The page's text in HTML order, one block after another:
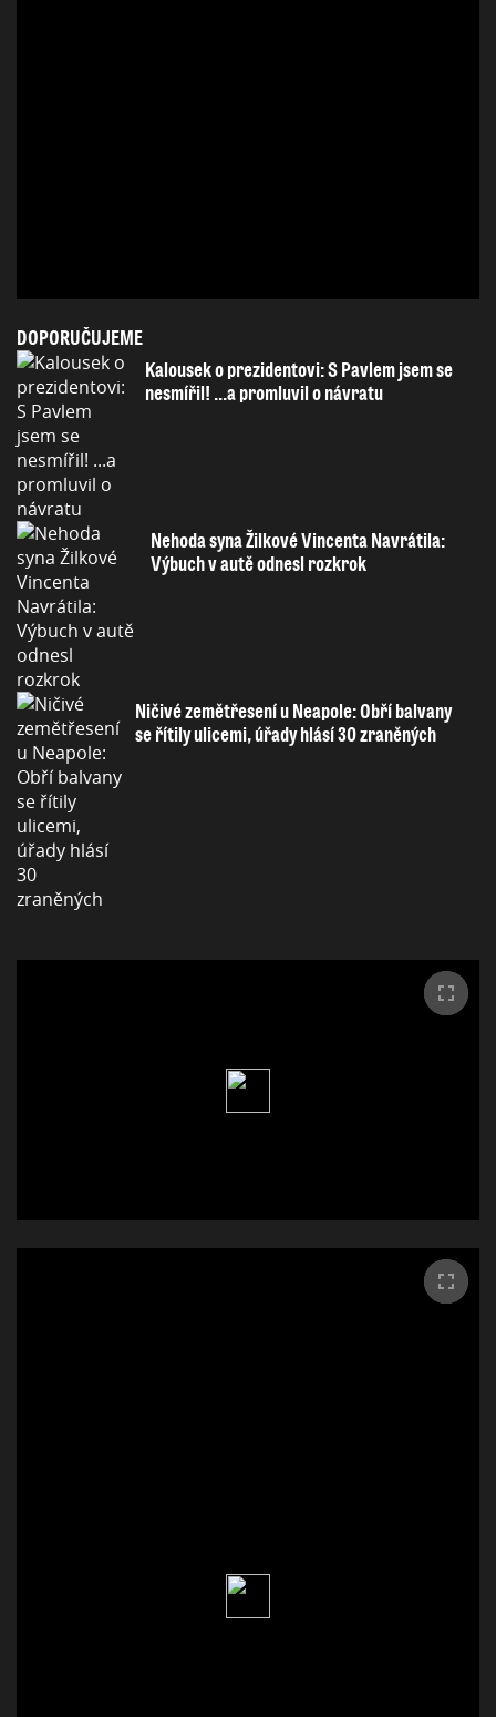
DOPORUČUJEME
Kalousek o prezidentovi: S Pavlem jsem se
nesmířil! ...a promluvil o návratu
Nehoda syna Žilkové Vincenta Navrátila:
Výbuch v autě odnesl rozkrok
Ničivé zemětřesení u Neapole: Obří balvany
se řítily ulicemi, úřady hlásí 30 zraněných